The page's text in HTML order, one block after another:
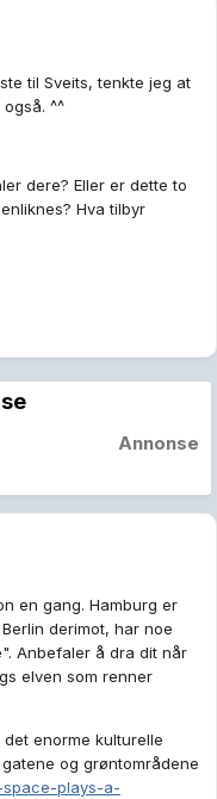
til Sveits, tenkte jeg at
^^
dere? Eller er dette to
Hva tilbyr
Annonse
en gang. Hamburg er
derimot, har noe
Anbefaler å dra dit når
elven som renner
enorme kulturelle
og grøntområdene
plays-a-